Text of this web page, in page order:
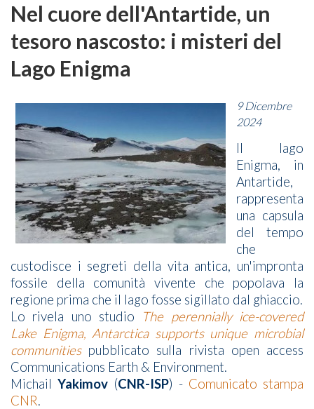
Nel cuore dell'Antartide, un
tesoro nascosto: i misteri del
Lago Enigma
9 Dicembre
2024
Il lago
Enigma, in
Antartide,
rappresenta
una capsula
del tempo
che
custodisce i segreti della vita antica, un'impronta
fossile della comunità vivente che popolava la
regione prima che il lago fosse sigillato dal ghiaccio.
Lo rivela uno studio
The perennially ice-covered
Lake Enigma, Antarctica supports unique microbial
communitiespubblicato sulla rivista open access
Communications Earth & Environment.
Michail Yakimov (CNR-ISP) - Comunicato stampa
CNR.